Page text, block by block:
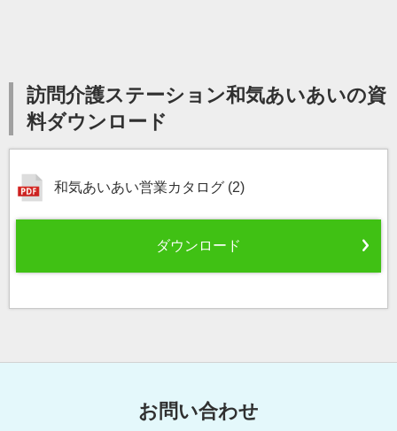
訪問介護ステーション和気あいあいの資
料ダウンロード
和気あいあい営業カタログ (2)
ダウンロード
お問い合わせ